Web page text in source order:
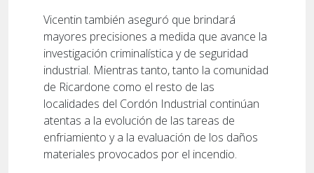
Vicentin también aseguró que brindará
mayores precisiones a medida que avance la
investigación criminalística y de seguridad
industrial. Mientras tanto, tanto la comunidad
de Ricardone como el resto de las
localidades del Cordón Industrial continúan
atentas a la evolución de las tareas de
enfriamiento y a la evaluación de los daños
materiales provocados por el incendio.